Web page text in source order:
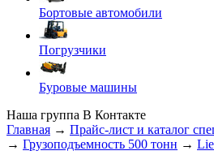
Бортовые автомобили
Погрузчики
Буровые машины
Наша группа В Контакте
Главная → Прайс-лист и каталог
→ Грузоподъемность 500 тонн →